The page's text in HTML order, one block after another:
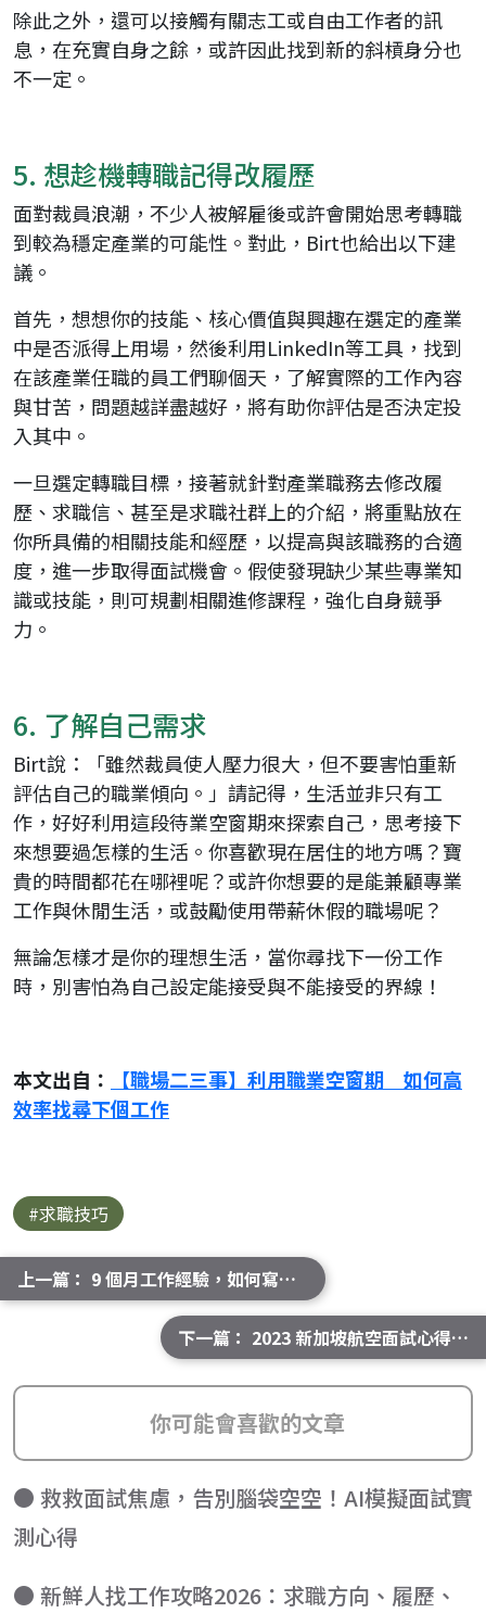
除此之外，還可以接觸有關志工或自由工作者的訊
息，在充實自身之餘，或許因此找到新的斜槓身分也
不一定。
5. 想趁機轉職記得改履歷
面對裁員浪潮，不少人被解雇後或許會開始思考轉職
到較為穩定產業的可能性。對此，Birt也給出以下建
議。
首先，想想你的技能、核心價值與興趣在選定的產業
中是否派得上用場，然後利用LinkedIn等工具，找到
在該產業任職的員工們聊個天，了解實際的工作內容
與甘苦，問題越詳盡越好，將有助你評估是否決定投
入其中。
一旦選定轉職目標，接著就針對產業職務去修改履
歷、求職信、甚至是求職社群上的介紹，將重點放在
你所具備的相關技能和經歷，以提高與該職務的合適
度，進一步取得面試機會。假使發現缺少某些專業知
識或技能，則可規劃相關進修課程，強化自身競爭
力。
6. 了解自己需求
Birt說：「雖然裁員使人壓力很大，但不要害怕重新
評估自己的職業傾向。」請記得，生活並非只有工
作，好好利用這段待業空窗期來探索自己，思考接下
來想要過怎樣的生活。你喜歡現在居住的地方嗎？寶
貴的時間都花在哪裡呢？或許你想要的是能兼顧專業
工作與休閒生活，或鼓勵使用帶薪休假的職場呢？
無論怎樣才是你的理想生活，當你尋找下一份工作
時，別害怕為自己設定能接受與不能接受的界線！
本文出自：
【職場二三事】利用職業空窗期 如何高
效率找尋下個工作
#求職技巧
上一篇： 9 個月工作經驗，如何寫出讓 HR 驚豔的簡歷？《沒你強的人，為何混得比你好？》｜應徵技巧分享
下一篇： 2023 新加坡航空面試心得分享｜面試經驗分享
你可能會喜歡的文章
● 救救面試焦慮，告別腦袋空空！AI模擬面試實
測心得
● 新鮮人找工作攻略2026：求職方向、履歷、